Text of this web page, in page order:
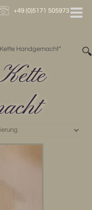
+49 (0)5171 505973
Handgemacht” 🔍